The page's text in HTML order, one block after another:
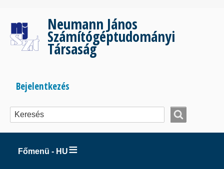
tartalomra
Neumann János
Számítógéptudományi
Társaság
Bejelentkezés
menüje
Bejelentkezés
Főmenü - HU